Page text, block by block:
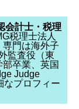
計士・税理
税理士法人
門は海外子
監査役（東
卒業、英国
Judge
なプロフィー